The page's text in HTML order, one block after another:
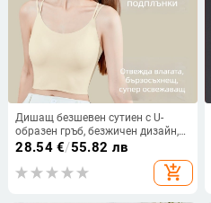
Дишащ безшевен сутиен с U-
образен гръб, безжичен дизайн,
вътрешни чашки и подплънки
28.54€/55.82 лв
add_shopping_cart